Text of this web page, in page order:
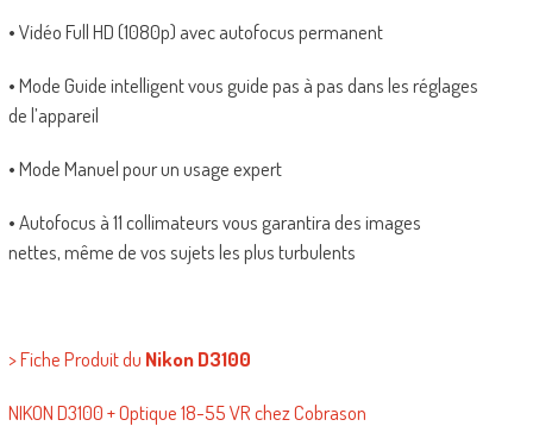
• Vidéo Full HD (1080p) avec autofocus permanent
• Mode Guide intelligent vous guide pas à pas dans les réglages
de l’appareil
• Mode Manuel pour un usage expert
• Autofocus à 11 collimateurs vous garantira des images
nettes, même de vos sujets les plus turbulents
> Fiche Produit du Nikon D3100
NIKON D3100 + Optique 18-55 VR chez Cobrason